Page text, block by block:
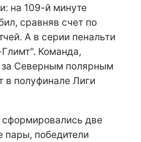
на 109-й минуте
сравняв счет по
А в серии пенальти
Команда,
Северным полярным
в полуфинале Лиги
две
пары, победители